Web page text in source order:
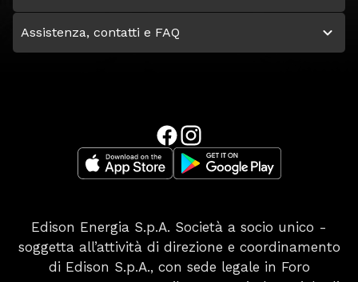
Assistenza, contatti e FAQ
Edison Energia S.p.A. Società a socio unico -
soggetta all’attività di direzione e coordinamento
di Edison S.p.A., con sede legale in Foro